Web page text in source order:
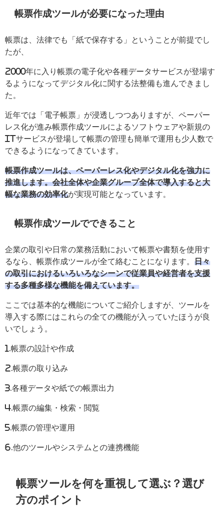
帳票作成ツールが必要になった理由
帳票は、法律でも「紙で保存する」ということが前提でし
たが、
2000年に入り帳票の電子化や各種データサービスが登場す
るようになってデジタル化に関する法整備も進んできまし
た。
近年では「電子帳票」が浸透しつつありますが、ペーパー
レス化が進み帳票作成ツールによるソフトウェアや新規の
ITサービスが登場して帳票の管理も簡単で運用も少人数で
できるようになってきています。
帳票作成ツールは、ペーパーレス化やデジタル化を強力に
推進します。会社全体や企業グループ全体で導入すると大
幅な業務の効率化が実現可能となっています。
帳票作成ツールでできること
企業の取引や日常の業務活動において帳票や書類を使用す
るなら、帳票作成ツールが全て絡むことになります。 日々
の取引におけるいろいろなシーンで従業員や経営者を支援
する多種多様な機能を備えています。
ここでは基本的な機能についてご紹介しますが、ツールを
導入する際にはこれらの全ての機能が入っていたほうが良
いでしょう。
1.帳票の設計や作成
2.帳票の取り込み
3.各種データや紙での帳票出力
4.帳票の編集・検索・閲覧
5.帳票の管理や運用
6.他のツールやシステムとの連携機能
帳票ツールを何を重視して選ぶ？選び
方のポイント